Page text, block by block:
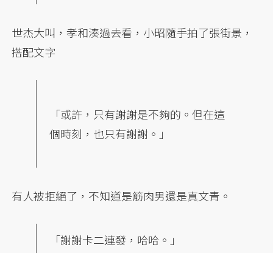
世杰大叫，孝和湊過去看，小昭隨手拍了張街景，
搭配文字
「或許，只有謝謝是不夠的。但在這
個時刻，也只有謝謝。」
有人被拒絕了，不知道是筋肉男還是真文青。
「謝謝卡二連發，哈哈。」